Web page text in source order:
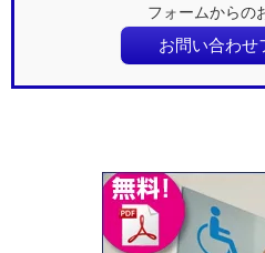
フォームからの
お問い合わせ